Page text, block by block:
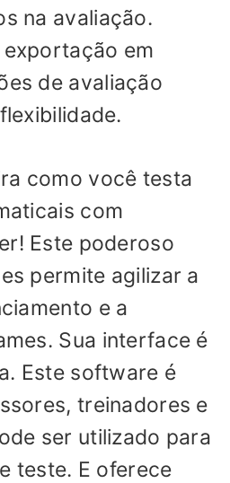
na avaliação.
em
de avaliação
como você testa
com
Este poderoso
permite agilizar a
e a
Sua interface é
Este software é
treinadores e
ser utilizado para
teste. E oferece